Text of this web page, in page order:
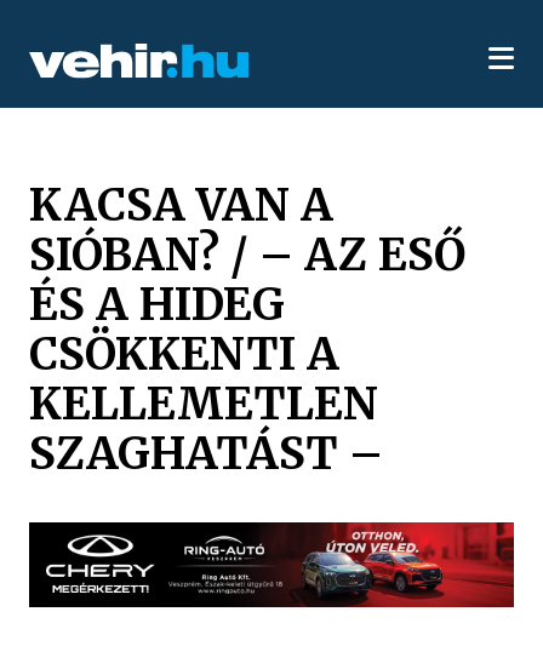
KACSA VAN A
SIÓBAN? / – AZ ESŐ
ÉS A HIDEG
CSÖKKENTI A
KELLEMETLEN
SZAGHATÁST –